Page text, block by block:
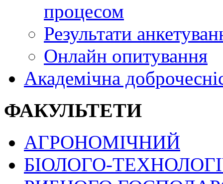
процесом
Результати
Онлайн опитування
Академічна
ФАКУЛЬТЕТИ
АГРОНОМІЧНИЙ
БІОЛОГО-